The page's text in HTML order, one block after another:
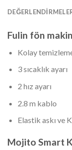
Fulin fön
Kolay
3 sıcaklık ayarı
2 hız ayarı
2.8 m kablo
Elastik askı ve
Mojito Smart